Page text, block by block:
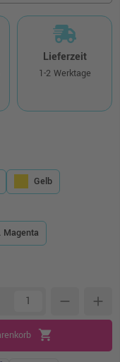
Lieferzeit
1-2 Werktage
Gelb
Magenta
remove add
shopping_cart